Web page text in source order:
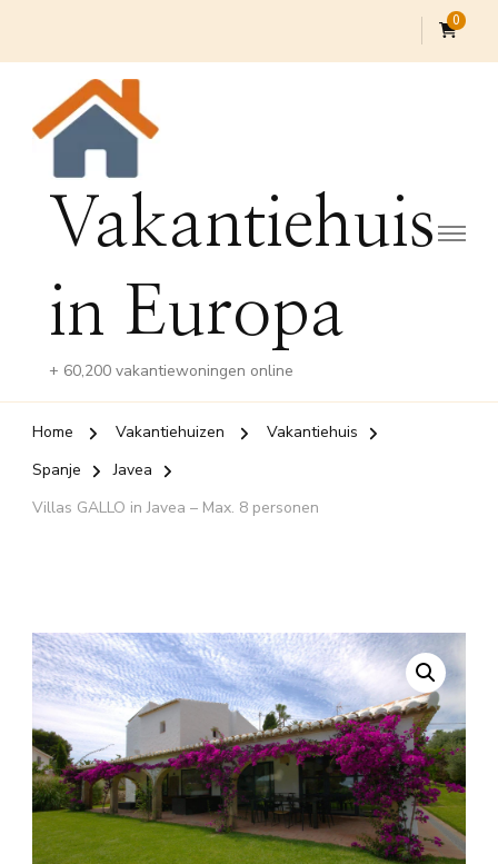
0
Vakantiehuis
in Europa
+ 60,200 vakantiewoningen online
Home Vakantiehuizen
Vakantiehuis
Spanje
Javea
Villas GALLO in Javea – Max. 8 personen